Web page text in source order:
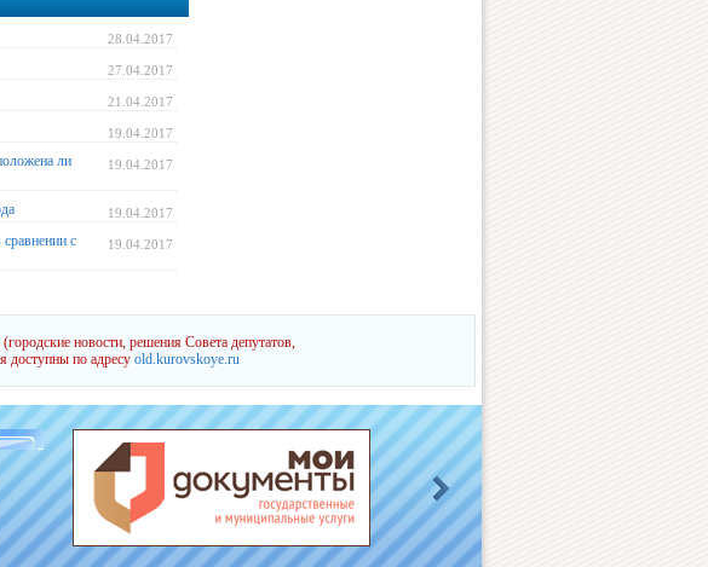
28.04.2017
27.04.2017
21.04.2017
19.04.2017
19.04.2017
ли
19.04.2017
19.04.2017
с
новости, решения Совета депутатов,
доступны по адресу old.kurovskoye.ru